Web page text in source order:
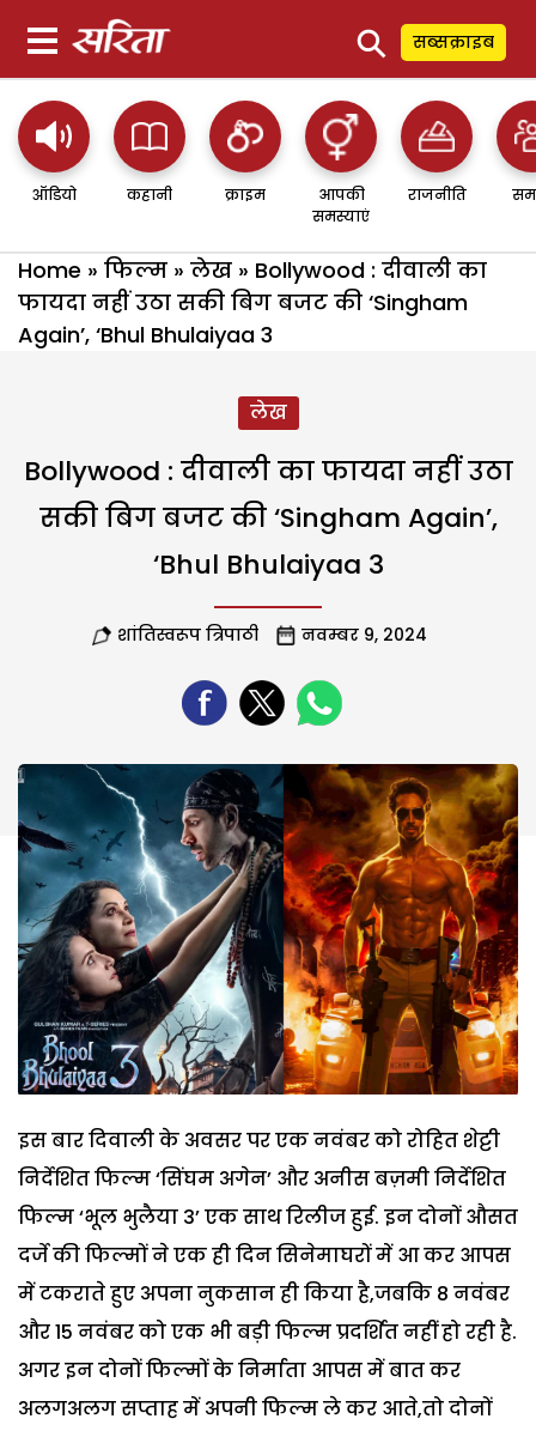
⚲ सब्सक्राइब
ऑडियो कहानी क्राइम
आपकी
समस्याएं
राजनीति
Home » फिल्म » लेख » Bollywood : दीवाली का
फायदा नहीं उठा सकी बिग बजट की ‘Singham
Again’, ‘Bhul Bhulaiyaa 3
लेख
Bollywood : दीवाली का फायदा नहीं उठा
सकी बिग बजट की ‘Singham Again’,
‘Bhul Bhulaiyaa 3
शांतिस्वरूप त्रिपाठी नवम्बर 9, 2024
इस बार दिवाली के अवसर पर एक नवंबर को रोहित शेट्टी
निर्देशित फिल्म ‘सिंघम अगेन’ और अनीस बज़मी निर्देशित
फिल्म ‘भूल भुलैया 3’ एक साथ रिलीज हुई. इन दोनों औसत
दर्जे की फिल्मों ने एक ही दिन सिनेमाघरों में आ कर आपस
में टकराते हुए अपना नुकसान ही किया है,जबकि 8 नवंबर
और 15 नवंबर को एक भी बड़ी फिल्म प्रदर्शित नहीं हो रही है.
अगर इन दोनों फिल्मों के निर्माता आपस में बात कर
अलगअलग सप्ताह में अपनी फिल्म ले कर आते,तो दोनों